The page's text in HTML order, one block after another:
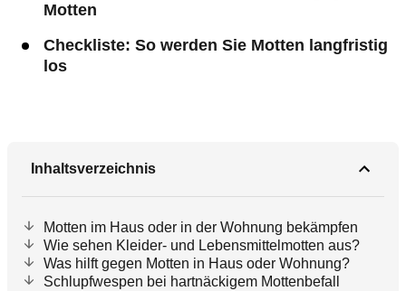
Motten
Checkliste: So werden Sie Motten langfristig
los
Inhaltsverzeichnis
Motten im Haus oder in der Wohnung bekämpfen
Wie sehen Kleider- und Lebensmittelmotten aus?
Was hilft gegen Motten in Haus oder Wohnung?
Schlupfwespen bei hartnäckigem Mottenbefall